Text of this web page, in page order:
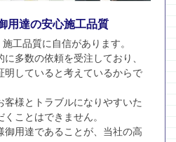
用達の安心施工品質
工品質に自信があります。
多数の依頼を受注しており、
明していると考えているからで
様とトラブルになりやすいた
ことはできません。
用達であることが、当社の高